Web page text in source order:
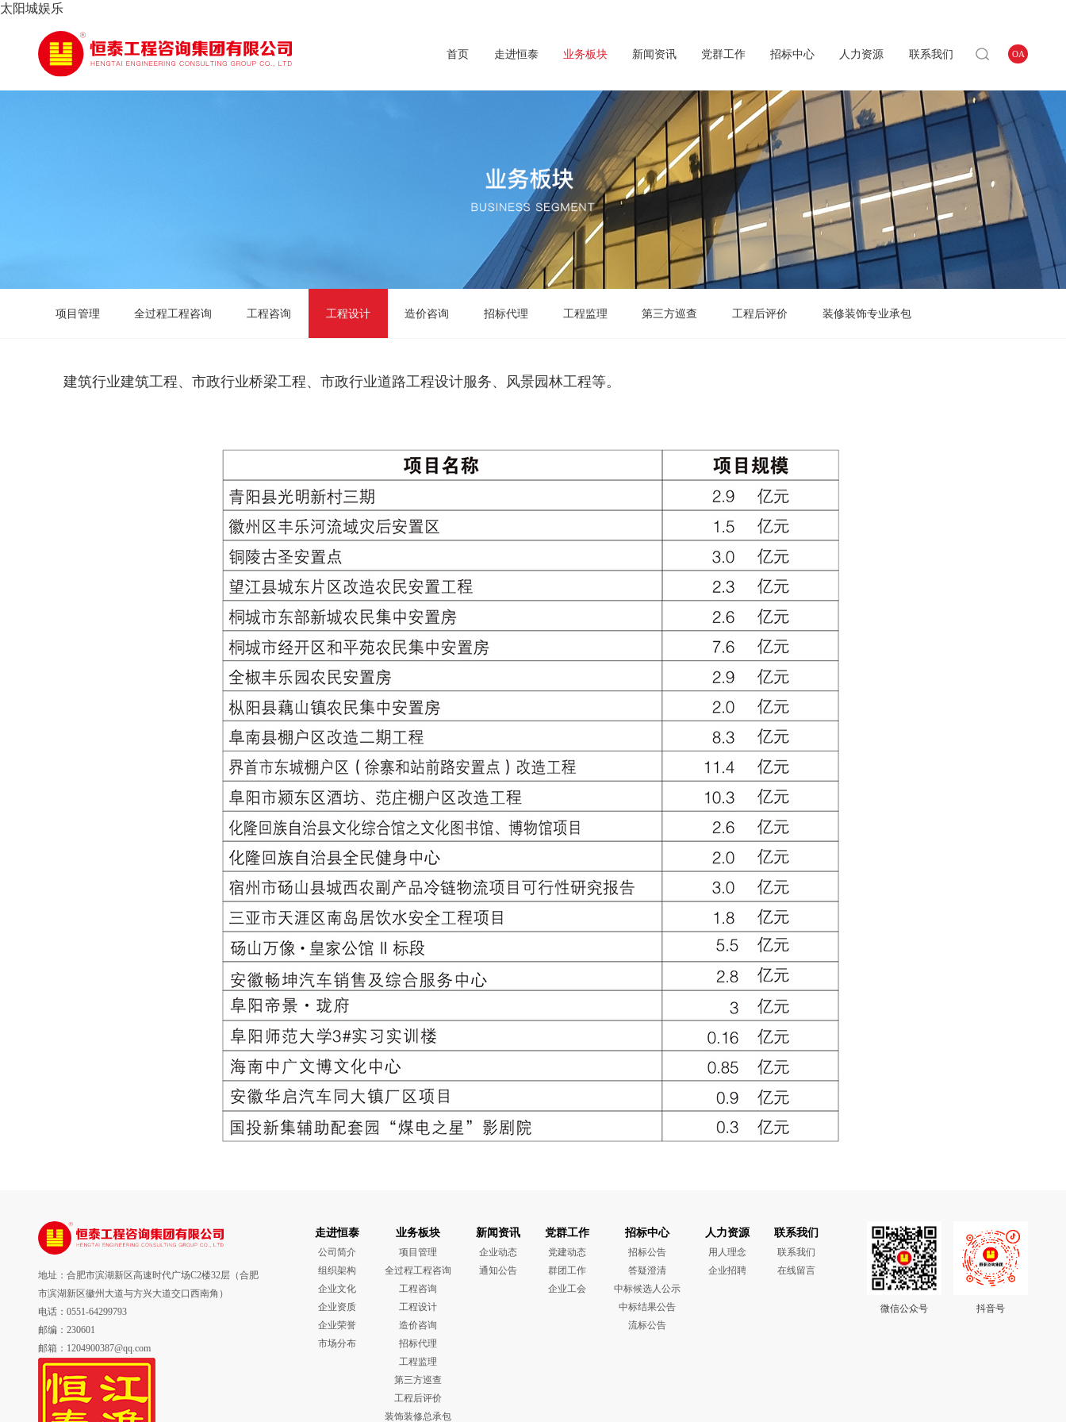
太阳城娱乐
首页 走进恒泰 业务板块 新闻资讯 党群工作 招标中心 人力资源 联系我们 OA
项目管理 全过程工程咨询 工程咨询 工程设计 造价咨询 招标代理 工程监理 第三方巡查 工程后评价 装修装饰专业承包
建筑行业建筑工程、市政行业桥梁工程、市政行业道路工程设计服务、风景园林工程等。
地址：合肥市滨湖新区高速时代广场C2楼32层（合肥
市滨湖新区徽州大道与方兴大道交口西南角）
电话：0551-64299793
邮编：230601
邮箱：1204900387@qq.com
走进恒泰
公司简介
组织架构
企业文化
企业资质
企业荣誉
市场分布
业务板块
项目管理
全过程工程咨询
工程咨询
工程设计
造价咨询
招标代理
工程监理
第三方巡查
工程后评价
装饰装修总承包
新闻资讯
企业动态
通知公告
党群工作
党建动态
群团工作
企业工会
招标中心
招标公告
答疑澄清
中标候选人公示
中标结果公告
流标公告
人力资源
用人理念
企业招聘
联系我们
联系我们
在线留言
微信公众号 抖音号